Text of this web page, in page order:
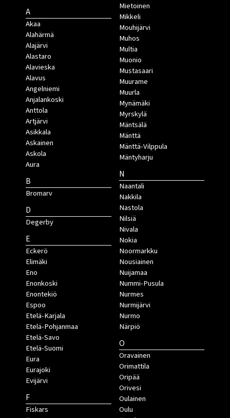
A
Akaa
Alahärmä
Alajärvi
Alastaro
Alavieska
Alavus
Angelniemi
Anjalankoski
Anttola
Artjärvi
Asikkala
Askainen
Askola
Aura
B
Bromarv
D
Degerby
E
Eckerö
Elimäki
Eno
Enonkoski
Enontekiö
Espoo
Etelä-Karjala
Etelä-Pohjanmaa
Etelä-Savo
Etelä-Suomi
Eura
Eurajoki
Evijärvi
F
Fiskars
Mietoinen
Mikkeli
Mouhijärvi
Muhos
Multia
Muonio
Mustasaari
Muurame
Muurla
Mynämäki
Myrskylä
Mäntsälä
Mänttä
Mänttä-Vilppula
Mäntyharju
N
Naantali
Nakkila
Nastola
Nilsiä
Nivala
Nokia
Noormarkku
Nousiainen
Nuijamaa
Nummi-Pusula
Nurmes
Nurmijärvi
Nurmo
Närpiö
O
Oravainen
Orimattila
Oripää
Orivesi
Oulainen
Oulu